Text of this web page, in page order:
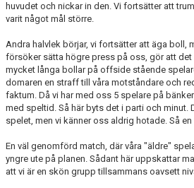
huvudet och nickar in den. Vi fortsätter att
varit något mål större.
Andra halvlek börjar, vi fortsätter att äga boll,
försöker sätta högre press på oss, gör att det
mycket långa bollar på offside stående
domaren en straff till våra motståndare och
faktum. Då vi har med oss 5 spelare på
med speltid. Så här byts det i parti och minut.
spelet, men vi känner oss aldrig hotade. Så
En väl genomförd match, där våra "äldre"
yngre ute på planen. Sådant här uppskattar
att vi är en skön grupp tillsammans oavsett